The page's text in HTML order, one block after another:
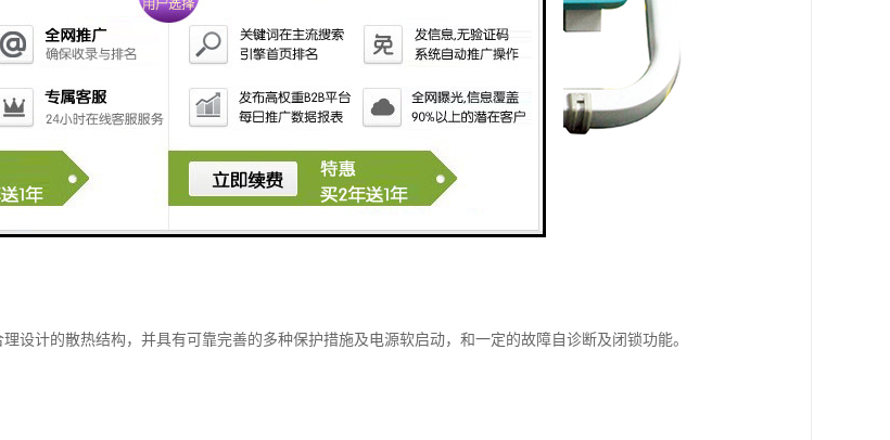
设计的散热结构，并具有可靠完善的多种保护措施及电源软启动，和一定的故障自诊断及闭锁功能。